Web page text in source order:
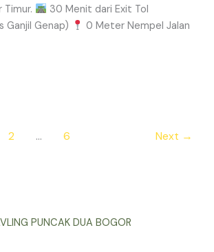
30 Menit dari Exit Tol
Ganjil Genap)
0 Meter Nempel Jalan
2 … 6 Next →
PUNCAK DUA BOGOR